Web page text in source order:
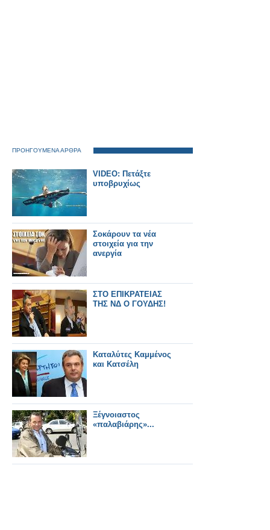
ΠΡΟΗΓΟΥΜΕΝΑ ΑΡΘΡΑ
VIDEO: Πετάξτε
υποβρυχίως
Σοκάρουν τα νέα
στοιχεία για την
ανεργία
ΣΤΟ ΕΠΙΚΡΑΤΕΙΑΣ
ΤΗΣ ΝΔ Ο ΓΟΥΔΗΣ!
Καταλύτες Καμμένος
και Κατσέλη
Ξέγνοιαστος
«παλαβιάρης»...